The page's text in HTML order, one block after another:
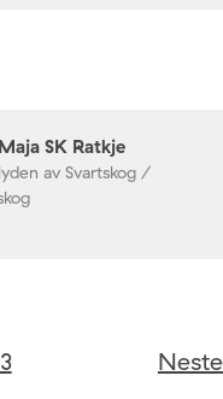
SK Ratkje
av Svartskog /
3 Neste